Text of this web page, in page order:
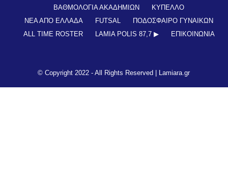
ΒΑΘΜΟΛΟΓΙΑ ΑΚΑΔΗΜΙΩΝ
ΚΥΠΕΛΛΟ
ΝΕΑ ΑΠΟ ΕΛΛΑΔΑ
FUTSAL
ΠΟΔΟΣΦΑΙΡΟ ΓΥΝΑΙΚΩΝ
ALL TIME ROSTER
LAMIA POLIS 87,7 ▶︎ ΕΠΙΚΟΙΝΩΝΊΑ
© Copyright 2022 - All Rights Reserved | Lamiara.gr